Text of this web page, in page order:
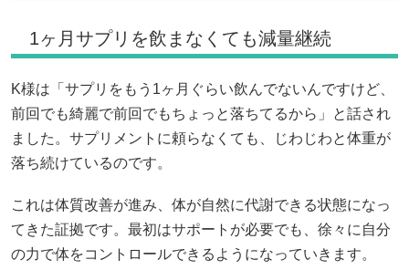
1ヶ月サプリを飲まなくても減量継続
K様は「サプリをもう1ヶ月ぐらい飲んでないんですけど、
前回でも綺麗で前回でもちょっと落ちてるから」と話され
ました。サプリメントに頼らなくても、じわじわと体重が
落ち続けているのです。
これは体質改善が進み、体が自然に代謝できる状態になっ
てきた証拠です。最初はサポートが必要でも、徐々に自分
の力で体をコントロールできるようになっていきます。